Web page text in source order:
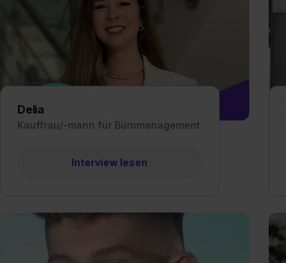
Delia
Kauffrau/-mann für Büromanagement
Interview lesen